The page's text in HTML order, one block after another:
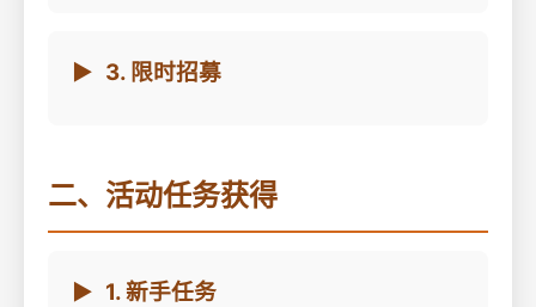
3. 限时招募
二、活动任务获得
1. 新手任务